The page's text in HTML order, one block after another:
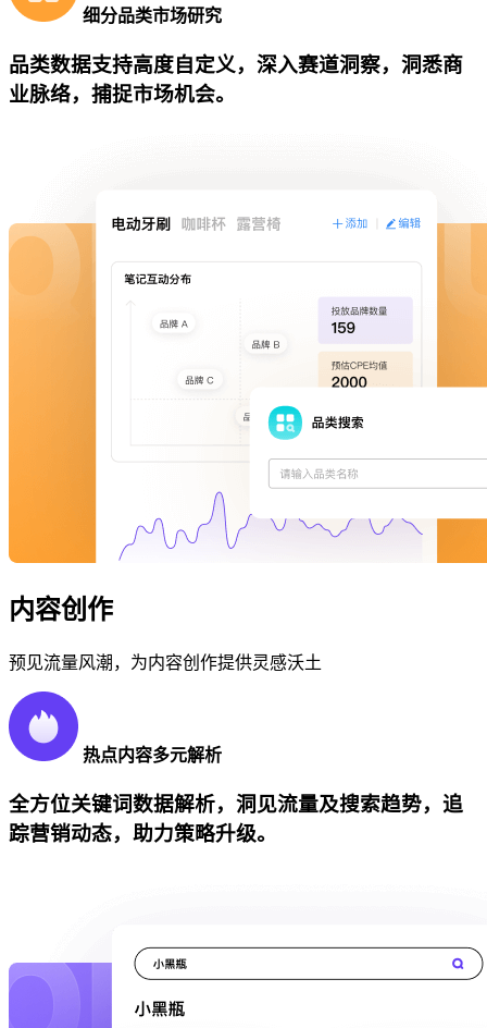
细分品类市场研究
品类数据支持高度自定义，深入赛道洞察，洞悉商
业脉络，捕捉市场机会。
内容创作
预见流量风潮，为内容创作提供灵感沃土
热点内容多元解析
全方位关键词数据解析，洞见流量及搜索趋势，追
踪营销动态，助力策略升级。